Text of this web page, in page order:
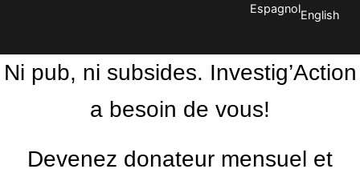
EspagnolEnglish
Ni pub, ni subsides. Investig’Action
a besoin de vous!
Devenez donateur mensuel et